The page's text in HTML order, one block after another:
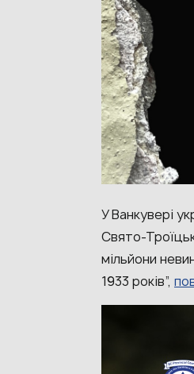
У Ванкувері
Свято-
мільйони
1933 років”,